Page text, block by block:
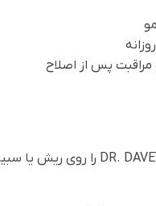
مراقبت پس از اصلاح